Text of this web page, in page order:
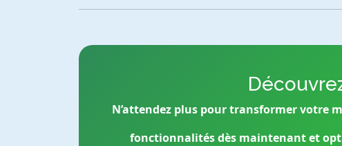
N’attendez plus pour transformer votre
fonctionnalités dès maintenant et